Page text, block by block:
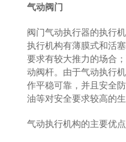
气动阀门
阀门气动执行器的执行
执行机构有薄膜式和活
要求有较大推力的场合
动阀杆。由于气动执行
作平稳可靠，并且安全
油等对安全要求较高的
气动执行机构的主要优点